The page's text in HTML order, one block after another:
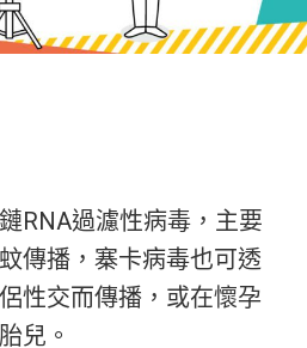
RNA過濾性病毒，主要
傳播，寨卡病毒也可透
性交而傳播，或在懷孕
兒。